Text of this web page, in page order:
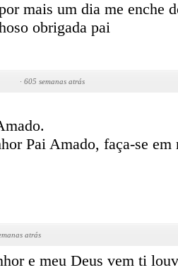
mais um dia me enche
obrigada pai
· 605 semanas atrás
Pai Amado, faça-se em
atrás
e meu Deus vem ti